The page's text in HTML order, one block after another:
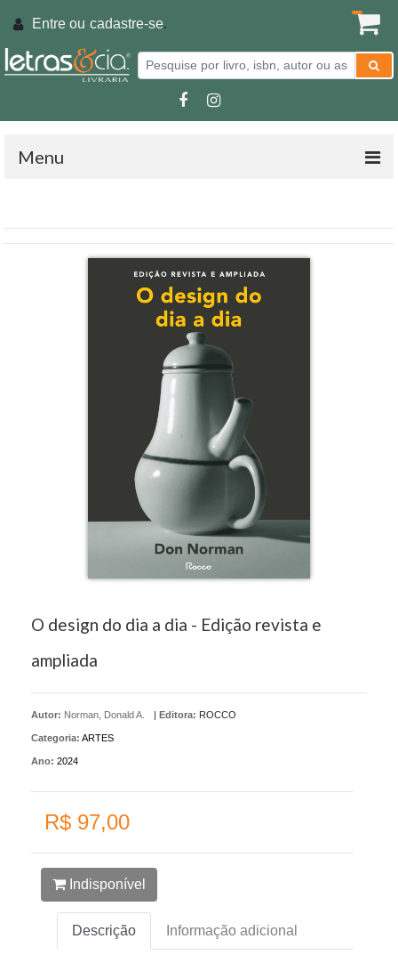
Entre ou cadastre-se.
Menu
O design do dia a dia - Edição revista e
ampliada
Autor: Norman, Donald A. Editora: ROCCO
Categoria: ARTES
Ano: 2024
R$ 97,00
Indisponível
Descrição Informação adicional